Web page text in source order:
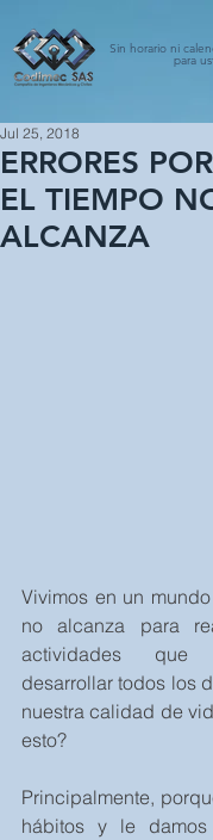
Sin horario ni
para
ERRORES
EL TIEMPO
ALCANZA
Jul 25, 2018
Vivimos en un
no alcanza para
actividades que
desarrollar todos los
nuestra calidad de
esto?
Principalmente,
hábitos y le